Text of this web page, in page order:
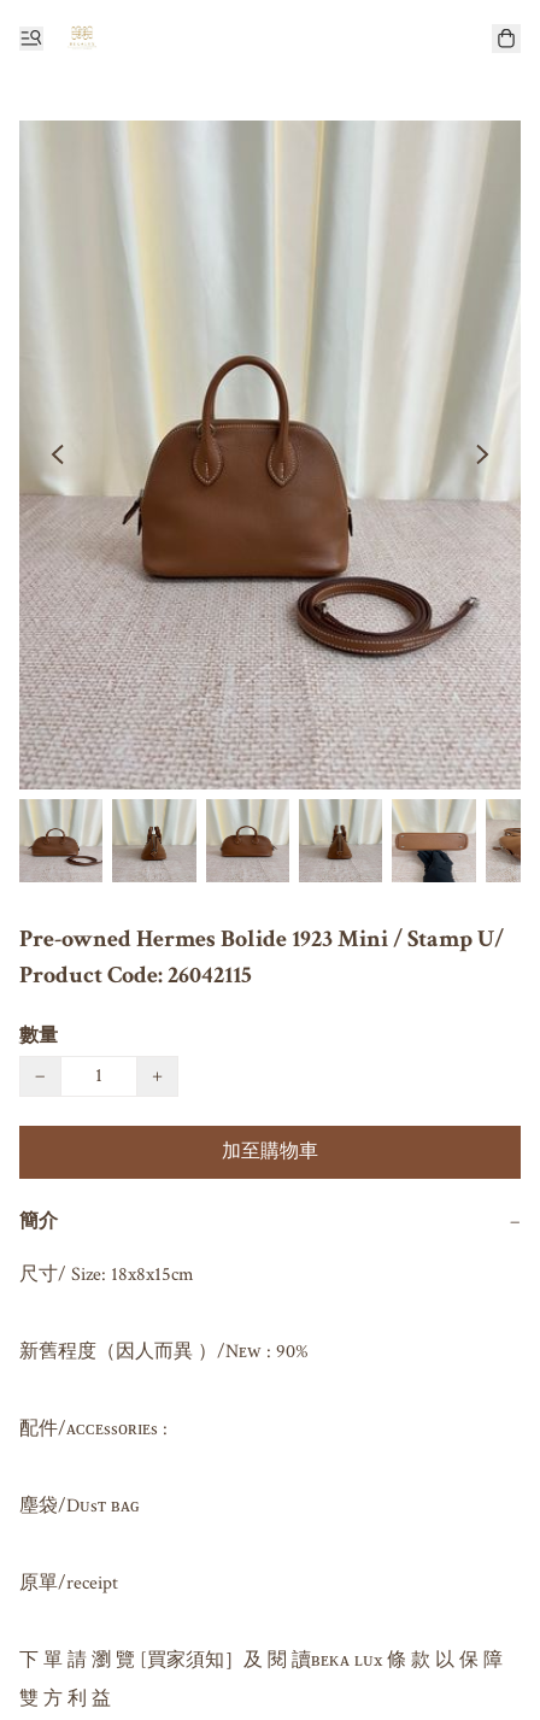
Pre-owned Hermes Bolide 1923 Mini / Stamp U/
Product Code: 26042115
數量
−
+
加至購物車
簡介 −
尺寸/ Size: 18x8x15cm
新舊程度（因人而異 ）/Nᴇᴡ : 90%
配件/ᴀᴄᴄᴇssᴏʀɪᴇs :
塵袋/Dᴜsᴛ ʙᴀɢ
原單/receipt
下 單 請 瀏 覽 [買家須知］及 閱 讀ʙᴇᴋᴀ ʟᴜx 條 款 以 保 障
雙 方 利 益